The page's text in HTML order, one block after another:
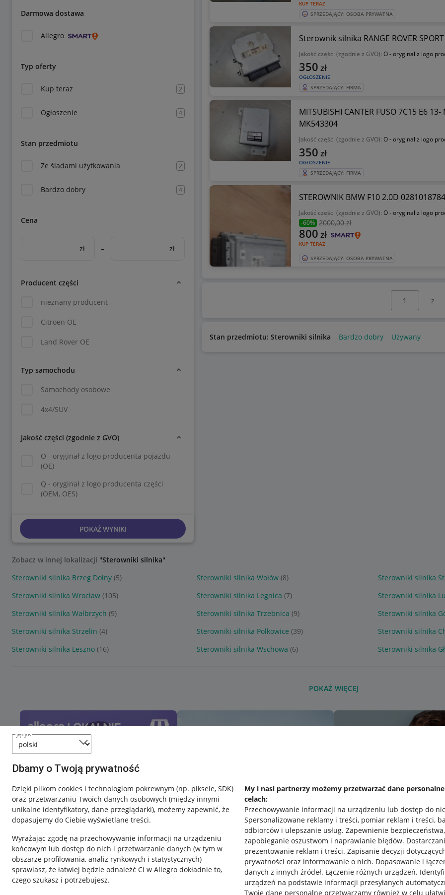
język
Dbamy o Twoją prywatność
Dzięki plikom cookies i technologiom pokrewnym (np. piksele, SDK)
oraz przetwarzaniu Twoich danych osobowych (między innymi
unikalne identyfikatory, dane przeglądarki), możemy zapewnić, że
dopasujemy do Ciebie wyświetlane treści.
Wyrażając zgodę na przechowywanie informacji na urządzeniu
końcowym lub dostęp do nich i przetwarzanie danych (w tym w
obszarze profilowania, analiz rynkowych i statystycznych)
sprawiasz, że łatwiej będzie odnaleźć Ci w Allegro dokładnie to,
czego szukasz i potrzebujesz.
My i nasi partnerzy możemy przetwarzać dane
celach:
Przechowywanie informacji na urządzeniu lub dostęp do
Spersonalizowane reklamy i treści, pomiar reklam i treści,
odbiorców i ulepszanie usług. Zapewnienie bezpieczeństwa,
zapobieganie oszustwom i naprawianie błędów.
prezentowanie reklam i treści. Zapisanie decyzji
prywatności oraz informowanie o nich. Dopasowanie i
danych z innych źródeł. Łączenie różnych urządzeń.
urządzeń na podstawie informacji przesyłanych
Twoje dane personalne przetwarzamy również w celu
Darmowa dostawa
Allegro
Typ oferty
Kup teraz 2
Ogłoszenie 4
Stan przedmiotu
Ze śladami użytkowania 2
Bardzo dobry 4
Cena
zł – zł
Producent części
nieznany producent
Citroen OE
Land Rover OE
Typ samochodu
Samochody osobowe
4x4/SUV
Jakość części (zgodnie z GVO)
O - oryginał z logo producenta pojazdu
(OE)
Q - oryginał z logo producenta części
(OEM, OES)
POKAŻ WYNIKI
KUP TERAZ
SPRZEDAJĄCY: OSOBA PRYWATNA
Sterownik silnika RANGE ROVER
Jakość części (zgodnie z GVO): O - oryginał z logo
OGŁOSZENIE
350 zł
SPRZEDAJĄCY: FIRMA
MITSUBISHI CANTER FUSO 7C15 E6
MK543304
Jakość części (zgodnie z GVO): O - oryginał z logo
OGŁOSZENIE
350 zł
SPRZEDAJĄCY: FIRMA
STEROWNIK BMW F10 2.0D
Jakość części (zgodnie z GVO): O - oryginał z logo
-60% 2000,00 zł
KUP TERAZ
800 zł
SPRZEDAJĄCY: OSOBA PRYWATNA
z
Stan przedmiotu: Sterowniki silnika Bardzo dobry Używany
Zobacz w innej lokalizacji "Sterowniki silnika"
Sterowniki silnika Brzeg Dolny (5) Sterowniki silnika Wołów (8) Sterowniki silnika
Sterowniki silnika Wrocław (105) Sterowniki silnika Legnica (7) Sterowniki silnika
Sterowniki silnika Wałbrzych (9) Sterowniki silnika Trzebnica (9) Sterowniki silnika
Sterowniki silnika Strzelin (4) Sterowniki silnika Polkowice (39) Sterowniki silnika
Sterowniki silnika Leszno (16) Sterowniki silnika Wschowa (6) Sterowniki silnika
POKAŻ WIĘCEJ
Przydatne informacje Pobierz aplikację